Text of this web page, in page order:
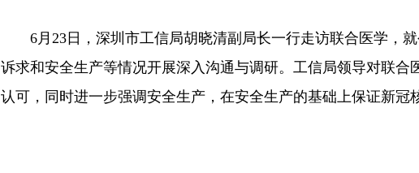
6月23日，深圳市工信局胡晓清副局长一行走访联合医学，
诉求和安全生产等情况开展深入沟通与调研。工信局领导对联
认可，同时进一步强调安全生产，在安全生产的基础上保证新冠